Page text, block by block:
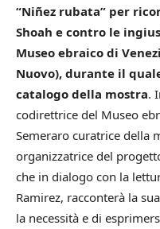
“Niñez rubata” per
Shoah e contro le
Museo ebraico di
Nuovo), durante il
catalogo della mostra.
codirettrice del Museo
Semeraro curatrice della
organizzatrice del
che in dialogo con la
Ramirez, racconterà la
la necessità e di